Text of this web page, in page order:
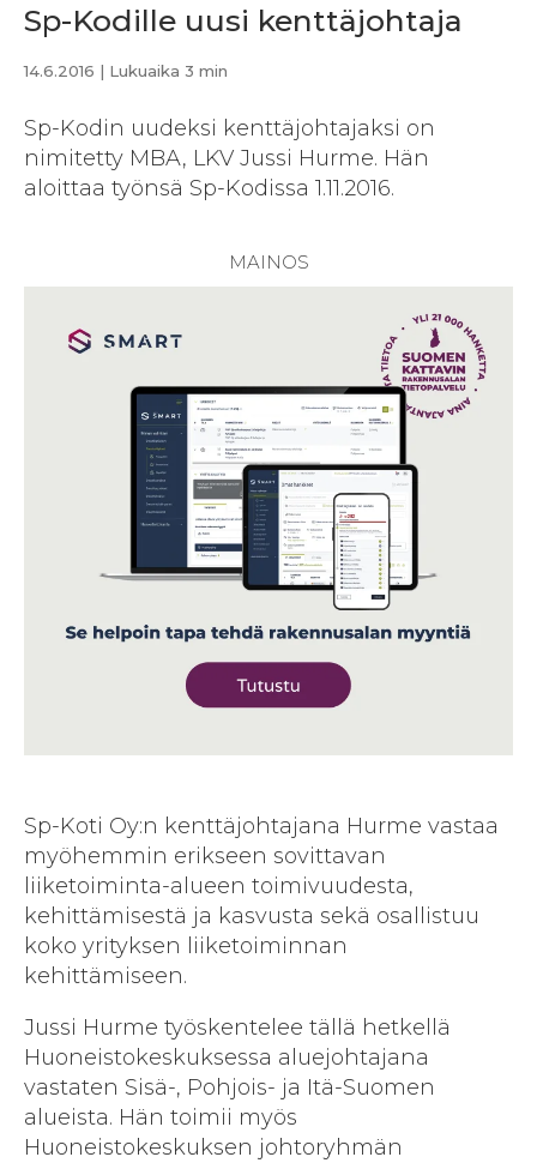
Sp-Kodille uusi kenttäjohtaja
14.6.2016 | Lukuaika 3 min
Sp-Kodin uudeksi kenttäjohtajaksi on
nimitetty MBA, LKV Jussi Hurme. Hän
aloittaa työnsä Sp-Kodissa 1.11.2016.
Sp-Koti Oy:n kenttäjohtajana Hurme vastaa
myöhemmin erikseen sovittavan
liiketoiminta-alueen toimivuudesta,
kehittämisestä ja kasvusta sekä osallistuu
koko yrityksen liiketoiminnan
kehittämiseen.
Jussi Hurme työskentelee tällä hetkellä
Huoneistokeskuksessa aluejohtajana
vastaten Sisä-, Pohjois- ja Itä-Suomen
alueista. Hän toimii myös
Huoneistokeskuksen johtoryhmän